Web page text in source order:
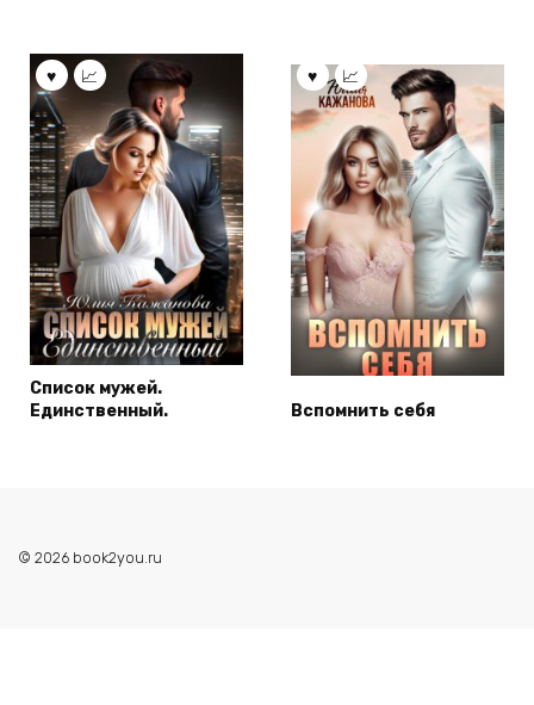
Список мужей.
Единственный.
Вспомнить себя
© 2026 book2you.ru